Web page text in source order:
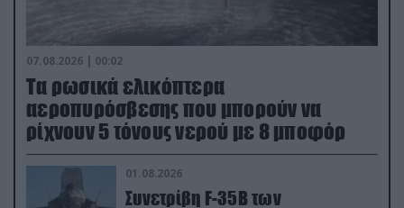
07.08.2026 | 00:02
Τα ρωσικά ελικόπτερα
αεροπυρόσβεσης που μπορούν να
ρίχνουν 5 τόνους νερού με 8 μποφόρ
01.08.2026
Συνετρίβη F-35B των